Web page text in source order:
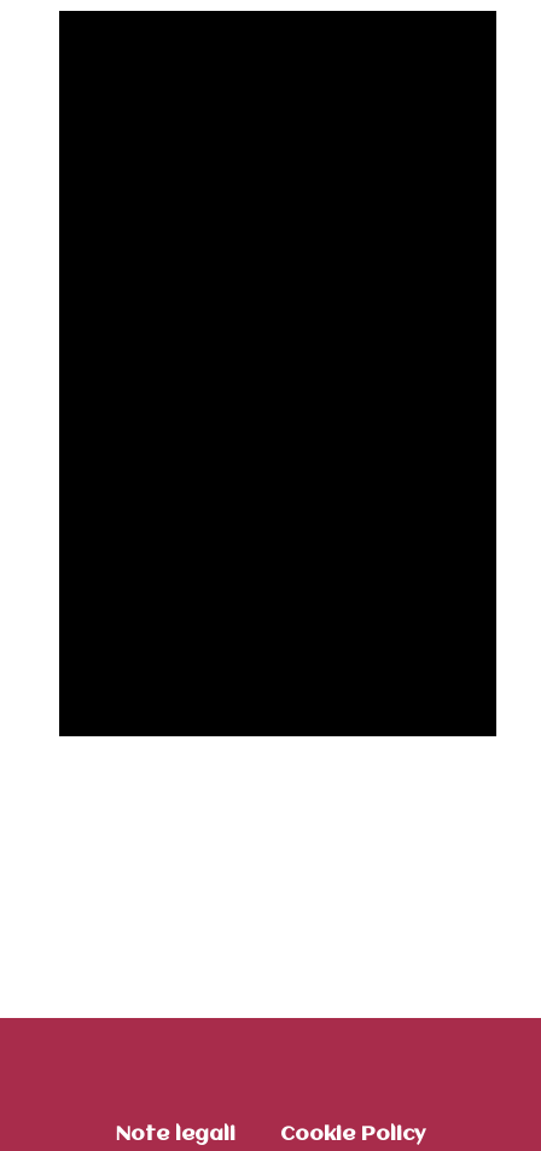
Note legali Cookie Policy